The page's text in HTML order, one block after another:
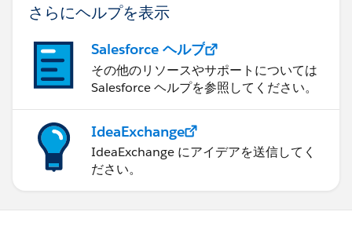
さらにヘルプを表示
Salesforce ヘルプ
その他のリソースやサポートについては
Salesforce ヘルプを参照してください。
IdeaExchange
IdeaExchange にアイデアを送信してく
ださい。